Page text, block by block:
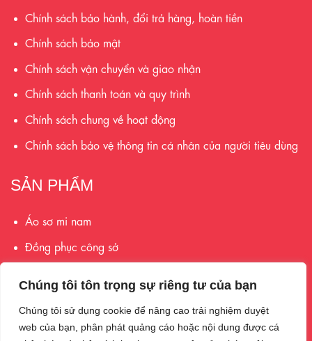
Chúng tôi tôn trọng sự riêng tư của bạn
Chúng tôi sử dụng cookie để nâng cao trải nghiệm duyệt
web của bạn, phân phát quảng cáo hoặc nội dung được cá
Chính sách bảo hành, đổi trả hàng, hoàn tiền
Chính sách bảo mật
Chính sách vận chuyển và giao nhận
Chính sách thanh toán và quy trình
Chính sách chung về hoạt động
Chính sách bảo vệ thông tin cá nhân của người tiêu dùng
SẢN PHẨM
Áo sơ mi nam
Đồng phục công sở
Phụ kiện